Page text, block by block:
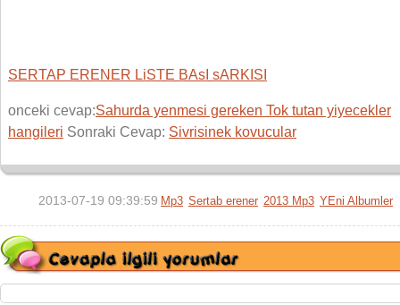
SERTAP ERENER LiSTE BAsI sARKISI
onceki cevap:Sahurda yenmesi gereken Tok tutan yiyecekler
hangileri Sonraki Cevap: Sivrisinek kovucular
2013-07-19 09:39:59 Mp3 Sertab erener 2013 Mp3 YEni Albumler